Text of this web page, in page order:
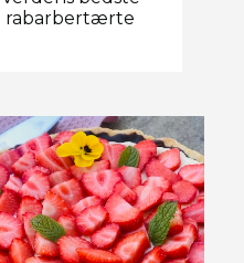
rabarbertærte